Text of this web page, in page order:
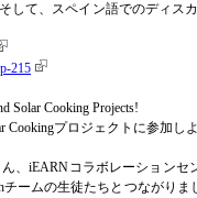
して、スペイン語でのディス
215
Solar Cooking Projects!
Cookingプロジェクトに参加しよ
、iEARNコラボレーション
チームの生徒たちとつながり